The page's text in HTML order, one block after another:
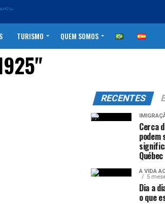
TURISMO QUEM SOMOS
RECENTES
Cerca
podem
Québec
A VIDA
5
Dia a
o que